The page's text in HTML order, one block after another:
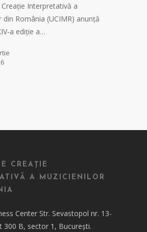
Interpretativă a
din România (UCIMR) anunță
a ediție a…
CREAȚIE
A MUZICIENILOR
Center Str. Sevastopol nr. 13-
300 B, sector 1, București.